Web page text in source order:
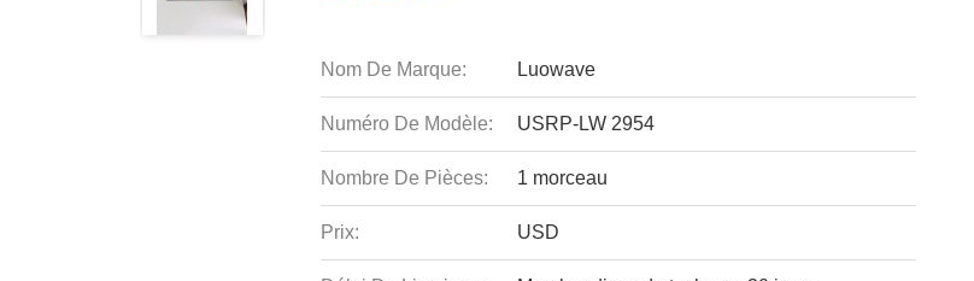
Nom De Marque: Luowave
Numéro De Modèle: USRP-LW 2954
Nombre De Pièces: 1 morceau
Prix: USD